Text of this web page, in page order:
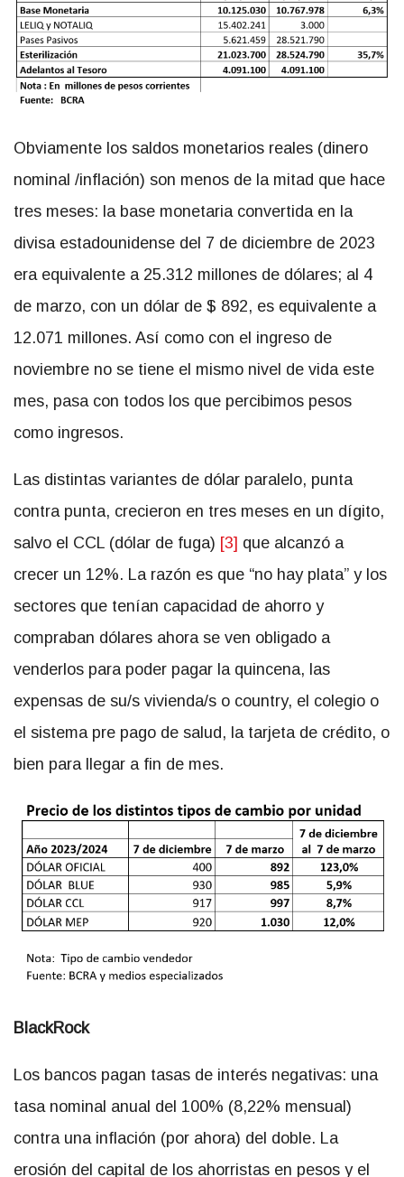
Obviamente los saldos monetarios reales (dinero
nominal /inflación) son menos de la mitad que hace
tres meses: la base monetaria convertida en la
divisa estadounidense del 7 de diciembre de 2023
era equivalente a 25.312 millones de dólares; al 4
de marzo, con un dólar de $ 892, es equivalente a
12.071 millones. Así como con el ingreso de
noviembre no se tiene el mismo nivel de vida este
mes, pasa con todos los que percibimos pesos
como ingresos.
Las distintas variantes de dólar paralelo, punta
contra punta, crecieron en tres meses en un dígito,
salvo el CCL (dólar de fuga) [3] que alcanzó a
crecer un 12%. La razón es que “no hay plata” y los
sectores que tenían capacidad de ahorro y
compraban dólares ahora se ven obligado a
venderlos para poder pagar la quincena, las
expensas de su/s vivienda/s o country, el colegio o
el sistema pre pago de salud, la tarjeta de crédito, o
bien para llegar a fin de mes.
BlackRock
Los bancos pagan tasas de interés negativas: una
tasa nominal anual del 100% (8,22% mensual)
contra una inflación (por ahora) del doble. La
erosión del capital de los ahorristas en pesos y el